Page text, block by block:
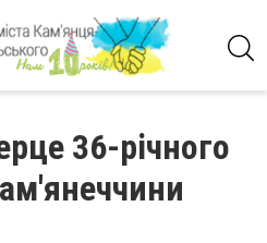
36-річного